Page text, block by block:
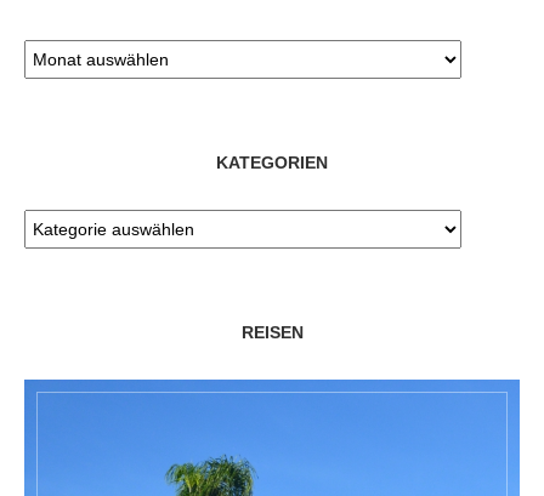
KATEGORIEN
REISEN